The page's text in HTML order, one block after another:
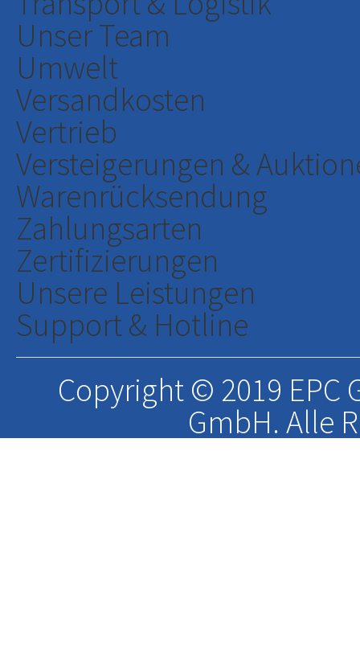
Unser Team
Umwelt
Versandkosten
Vertrieb
Versteigerungen &
Warenrücksendung
Zahlungsarten
Zertifizierungen
Unsere Leistungen
Support & Hotline
Copyright © 2019 EPC
GmbH. Alle